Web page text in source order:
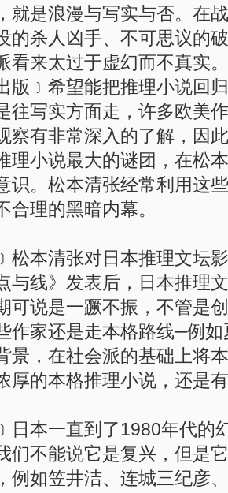
就是浪漫与写实与否。在
的杀人凶手、不可思议的
看来太过于虚幻而不真实
版﹞希望能把推理小说回
往写实方面走，许多欧美
察有非常深入的了解，因
理小说最大的谜团，在松
识。松本清张经常利用这
合理的黑暗内幕。
松本清张对日本推理文坛
与线》发表后，日本推理
可说是一蹶不振，不管是
作家还是走本格路线─例
景，在社会派的基础上将
厚的本格推理小说，还是
日本一直到了1980年代
们不能说它是复兴，但是
例如笠井洁、连城三纪彦